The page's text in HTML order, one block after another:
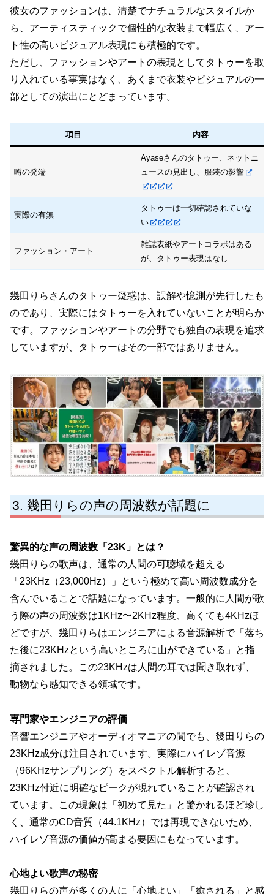
彼女のファッションは、清楚でナチュラルなスタイルか
ら、アーティスティックで個性的な衣装まで幅広く、アー
ト性の高いビジュアル表現にも積極的です。
ただし、ファッションやアートの表現としてタトゥーを取
り入れている事実はなく、あくまで衣装やビジュアルの一
部としての演出にとどまっています。
項目 内容
噂の発端
Ayaseさんのタトゥー、ネットニ
ュースの見出し、服装の影響
実際の有無
タトゥーは一切確認されていな
い
ファッション・アート
雑誌表紙やアートコラボはある
が、タトゥー表現はなし
幾田りらさんのタトゥー疑惑は、誤解や憶測が先行したも
のであり、実際にはタトゥーを入れていないことが明らか
です。ファッションやアートの分野でも独自の表現を追求
していますが、タトゥーはその一部ではありません。
幾田りらの声の周波数が話題に
驚異的な声の周波数「23K」とは？
幾田りらの歌声は、通常の人間の可聴域を超える
「23KHz（23,000Hz）」という極めて高い周波数成分を
含んでいることで話題になっています。一般的に人間が歌
う際の声の周波数は1KHz〜2KHz程度、高くても4KHzほ
どですが、幾田りらはエンジニアによる音源解析で「落ち
た後に23KHzという高いところに山ができている」と指
摘されました。この23KHzは人間の耳では聞き取れず、
動物なら感知できる領域です。
専門家やエンジニアの評価
音響エンジニアやオーディオマニアの間でも、幾田りらの
23KHz成分は注目されています。実際にハイレゾ音源
（96KHzサンプリング）をスペクトル解析すると、
23KHz付近に明確なピークが現れていることが確認され
ています。この現象は「初めて見た」と驚かれるほど珍し
く、通常のCD音質（44.1KHz）では再現できないため、
ハイレゾ音源の価値が高まる要因にもなっています。
心地よい歌声の秘密
幾田りらの声が多くの人に「心地よい」「癒される」と感